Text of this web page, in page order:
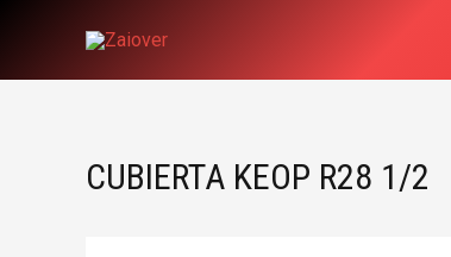
CUBIERTA KEOP R28 1/2